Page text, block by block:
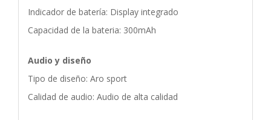
Indicador de batería: Display integrado
Capacidad de la bateria: 300mAh
Audio y diseño
Tipo de diseño: Aro sport
Calidad de audio: Audio de alta calidad